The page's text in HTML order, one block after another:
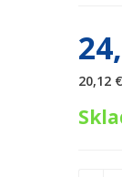
20,12 €